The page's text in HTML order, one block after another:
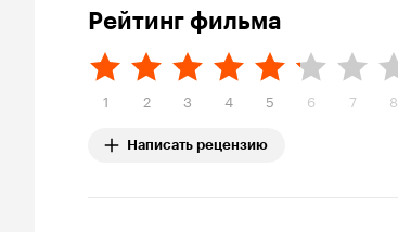
Рейтинг фильма
1 2 3 4 5 6 7 8
Написать рецензию